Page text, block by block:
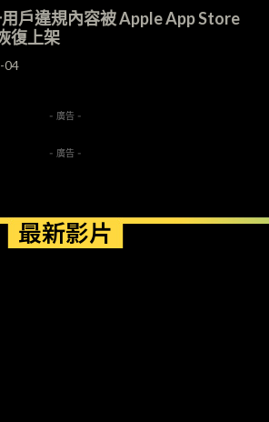
戶違規內容被 Apple App Store
復上架
04
- 廣告 -
- 廣告 -
最新影片